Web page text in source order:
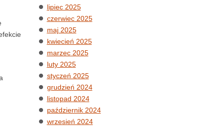
lipiec 2025
czerwiec 2025
maj 2025
kwiecień 2025
marzec 2025
luty 2025
styczeń 2025
grudzień 2024
listopad 2024
październik 2024
wrzesień 2024